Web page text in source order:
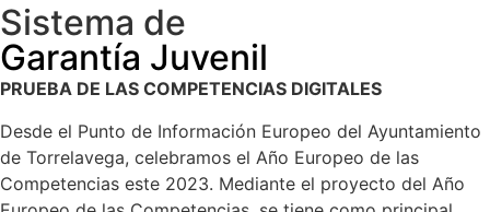
Sistema de
Garantía Juvenil
PRUEBA DE LAS COMPETENCIAS DIGITALES
Desde el Punto de Información Europeo del Ayuntamiento
de Torrelavega, celebramos el Año Europeo de las
Competencias este 2023. Mediante el proyecto del Año